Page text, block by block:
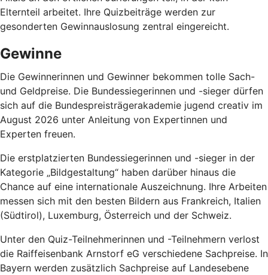
Elternteil arbeitet. Ihre Quizbeiträge werden zur
gesonderten Gewinnauslosung zentral eingereicht.
Gewinne
Die Gewinnerinnen und Gewinner bekommen tolle Sach-
und Geldpreise. Die Bundessiegerinnen und -sieger dürfen
sich auf die Bundespreisträgerakademie jugend creativ im
August 2026 unter Anleitung von Expertinnen und
Experten freuen.
Die erstplatzierten Bundessiegerinnen und -sieger in der
Kategorie „Bildgestaltung“ haben darüber hinaus die
Chance auf eine internationale Auszeichnung. Ihre Arbeiten
messen sich mit den besten Bildern aus Frankreich, Italien
(Südtirol), Luxemburg, Österreich und der Schweiz.
Unter den Quiz-Teilnehmerinnen und -Teilnehmern verlost
die Raiffeisenbank Arnstorf eG verschiedene Sachpreise. In
Bayern werden zusätzlich Sachpreise auf Landesebene